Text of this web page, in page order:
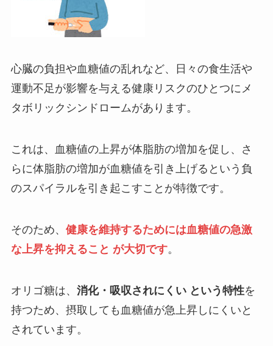
心臓の負担や血糖値の乱れなど、日々の食生活や
運動不足が影響を与える健康リスクのひとつにメ
タボリックシンドロームがあります。
これは、血糖値の上昇が体脂肪の増加を促し、さ
らに体脂肪の増加が血糖値を引き上げるという負
のスパイラルを引き起こすことが特徴です。
そのため、 健康を維持するためには血糖値の急激
な上昇を抑えること が大切です。
オリゴ糖は、 消化・吸収されにくい という特性を
持つため、摂取しても血糖値が急上昇しにくいと
されています。